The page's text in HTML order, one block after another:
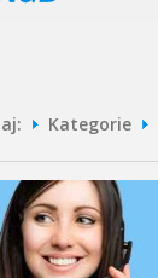
Kategorie